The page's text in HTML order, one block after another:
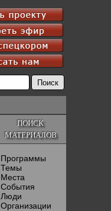
ПОИСК
МАТЕРИАЛОВ
Программы
Темы
Места
События
Люди
Организации